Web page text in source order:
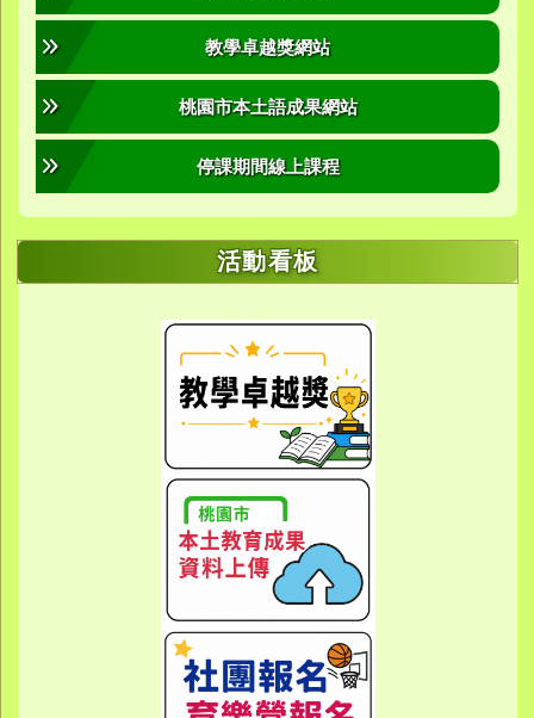
教學卓越獎網站
桃園市本土語成果網站
停課期間線上課程
活動看板
link to https://
link to https://
link to https://
link to https://sites.google.com/
link to https://sites.google.com/
link to https://
link to https://
link to https://
link to https://
link to https://
link to https://10000.gov.tw/
link to https://